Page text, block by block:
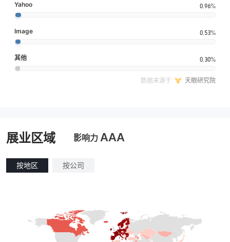
Yahoo 0.96%
Image 0.53%
其他 0.30%
数据来源于 天眼研究院
展业区域 影响力 AAA
按地区 按公司